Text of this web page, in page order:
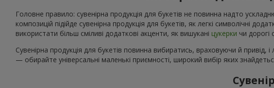
Головне правило: сувенірна продукція для букетів не повинна надто
композицій підійде сувенірна продукція для букетів, як легкі символічні
використати більш сміливі додаткові акценти, як вишукані цукерки чи дорогі
Сувенірна продукція для букетів повинна вибиратись, враховуючи й привід,
— обирайте універсальні маленькі приємності, широкий вибір яких